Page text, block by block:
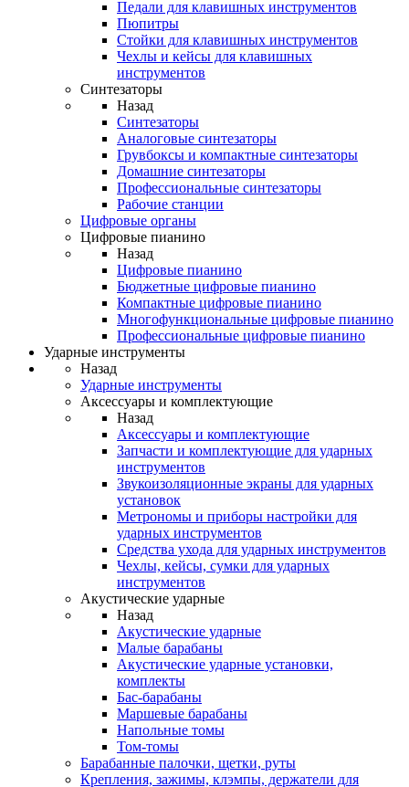
Педали для клавишных инструментов
Пюпитры
Стойки для клавишных инструментов
Чехлы и кейсы для клавишных
инструментов
Синтезаторы
Назад
Синтезаторы
Аналоговые синтезаторы
Грувбоксы и компактные синтезаторы
Домашние синтезаторы
Профессиональные синтезаторы
Рабочие станции
Цифровые органы
Цифровые пианино
Назад
Цифровые пианино
Бюджетные цифровые пианино
Компактные цифровые пианино
Многофункциональные цифровые пианино
Профессиональные цифровые пианино
Ударные инструменты
Назад
Ударные инструменты
Аксессуары и комплектующие
Назад
Аксессуары и комплектующие
Запчасти и комплектующие для ударных
инструментов
Звукоизоляционные экраны для ударных
установок
Метрономы и приборы настройки для
ударных инструментов
Средства ухода для ударных инструментов
Чехлы, кейсы, сумки для ударных
инструментов
Акустические ударные
Назад
Акустические ударные
Mалые барабаны
Акустические ударные установки,
комплекты
Бас-барабаны
Маршевые барабаны
Напольные томы
Том-томы
Барабанные палочки, щетки, руты
Крепления, зажимы, клэмпы, держатели для